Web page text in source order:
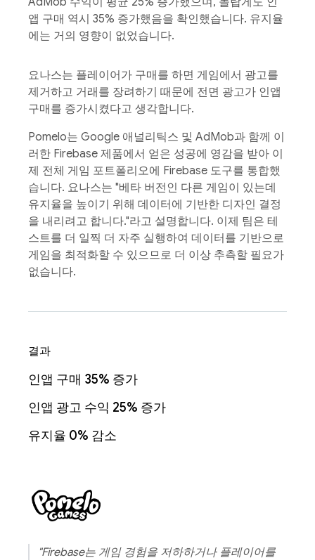
앱 구매 역시 35% 증가했음을 확인했습니다. 유지율
에는 거의 영향이 없었습니다.
요나스는 플레이어가 구매를 하면 게임에서 광고를
제거하고 거래를 장려하기 때문에 전면 광고가 인앱
구매를 증가시켰다고 생각합니다.
Pomelo는 Google 애널리틱스 및 AdMob과 함께 이
러한 Firebase 제품에서 얻은 성공에 영감을 받아 이
제 전체 게임 포트폴리오에 Firebase 도구를 통합했
습니다. 요나스는 "베타 버전인 다른 게임이 있는데
유지율을 높이기 위해 데이터에 기반한 디자인 결정
을 내리려고 합니다."라고 설명합니다. 이제 팀은 테
스트를 더 일찍 더 자주 실행하여 데이터를 기반으로
게임을 최적화할 수 있으므로 더 이상 추측할 필요가
없습니다.
결과
인앱 구매 35% 증가
인앱 광고 수익 25% 증가
유지율 0% 감소
"Firebase는 게임 경험을 저하하거나 플레이어를